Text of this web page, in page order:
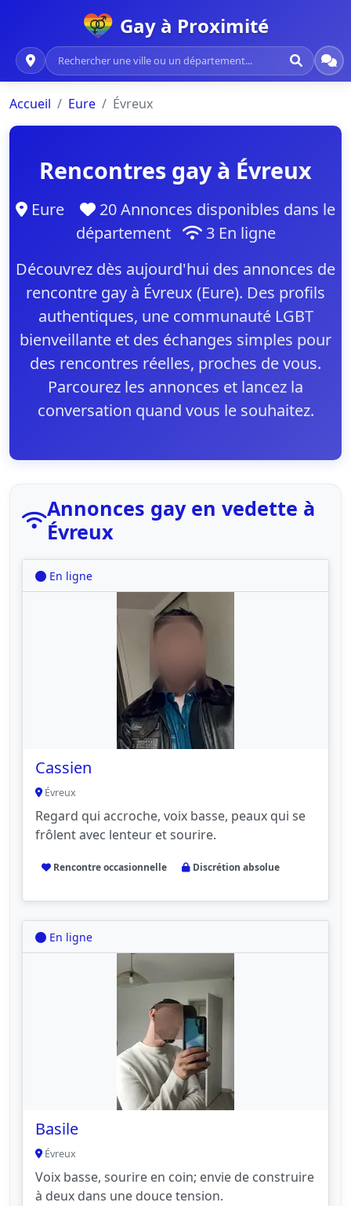
Gay à Proximité
Accueil Eure Évreux
Rencontres gay à Évreux
Eure
20 Annonces disponibles dans le
département
3 En ligne
Découvrez dès aujourd'hui des annonces de
rencontre gay à Évreux (Eure). Des profils
authentiques, une communauté LGBT
bienveillante et des échanges simples pour
des rencontres réelles, proches de vous.
Parcourez les annonces et lancez la
conversation quand vous le souhaitez.
Annonces gay en vedette à
Évreux
En ligne
Cassien
Évreux
Regard qui accroche, voix basse, peaux qui se
frôlent avec lenteur et sourire.
Rencontre occasionnelle Discrétion absolue
En ligne
Basile
Évreux
Voix basse, sourire en coin; envie de construire
à deux dans une douce tension.